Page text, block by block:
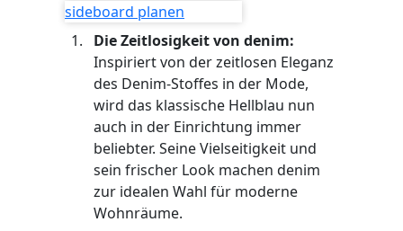
sideboard planen
Die Zeitlosigkeit von denim:
Inspiriert von der zeitlosen Eleganz
des Denim-Stoffes in der Mode,
wird das klassische Hellblau nun
auch in der Einrichtung immer
beliebter. Seine Vielseitigkeit und
sein frischer Look machen denim
zur idealen Wahl für moderne
Wohnräume.